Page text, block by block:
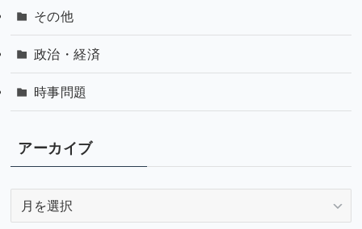
その他
政治・経済
時事問題
アーカイブ